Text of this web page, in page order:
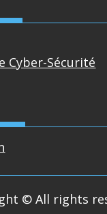
Cyber-Sécurité
© All rights